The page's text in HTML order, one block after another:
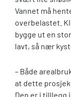
Vannet må
overbelastet.
bygge ut en
lavt, så nær
– Både
at dette
Den er i tilllegg